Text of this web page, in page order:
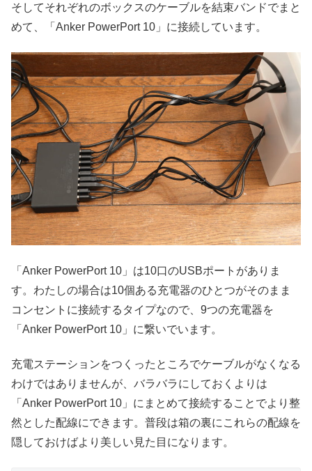
そしてそれぞれのボックスのケーブルを結束バンドでまと
めて、「Anker PowerPort 10」に接続しています。
「Anker PowerPort 10」は10口のUSBポートがありま
す。わたしの場合は10個ある充電器のひとつがそのまま
コンセントに接続するタイプなので、9つの充電器を
「Anker PowerPort 10」に繋いでいます。
充電ステーションをつくったところでケーブルがなくなる
わけではありませんが、バラバラにしておくよりは
「Anker PowerPort 10」にまとめて接続することでより整
然とした配線にできます。普段は箱の裏にこれらの配線を
隠しておけばより美しい見た目になります。